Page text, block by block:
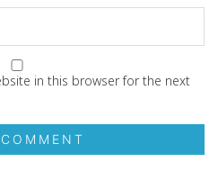
in this browser for the next